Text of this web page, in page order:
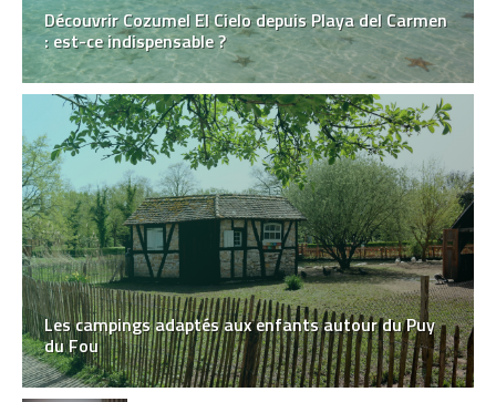
Découvrir Cozumel El Cielo depuis Playa del Carmen
: est-ce indispensable ?
Les campings adaptés aux enfants autour du Puy
du Fou